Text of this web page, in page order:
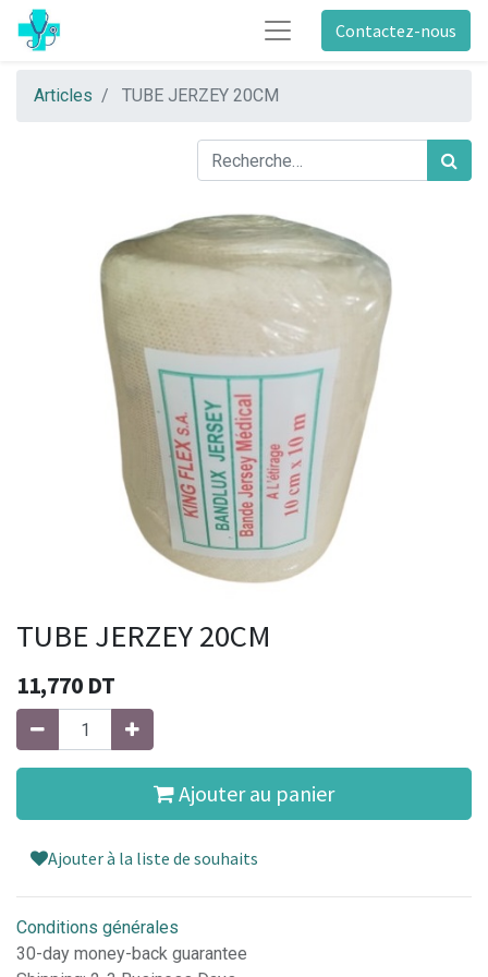
Contactez-nous
Articles TUBE JERZEY 20CM
TUBE JERZEY 20CM
11,770 DT
Ajouter au panier
Ajouter à la liste de souhaits
Conditions générales
30-day money-back guarantee